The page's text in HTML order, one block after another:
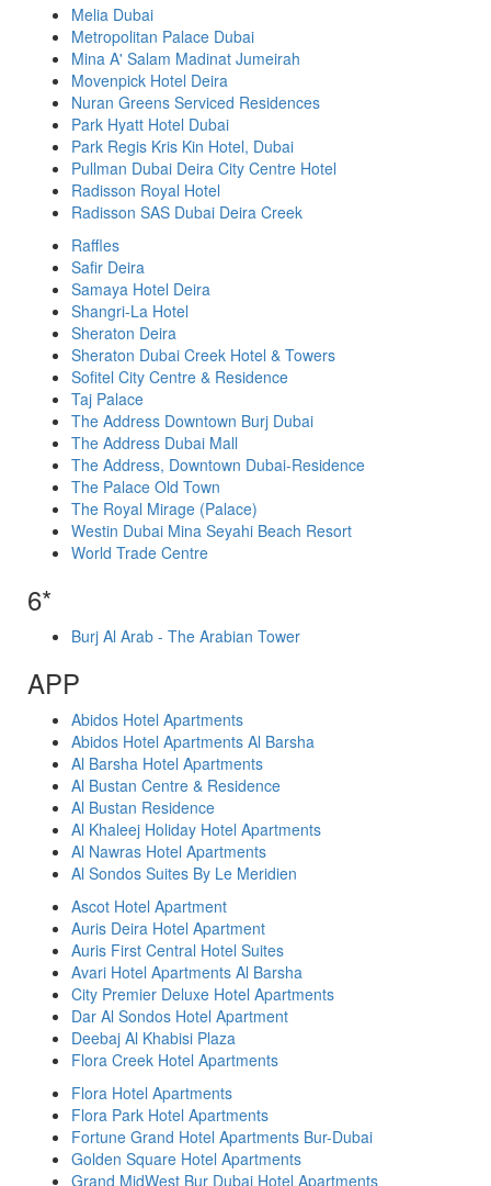
Melia Dubai
Metropolitan Palace Dubai
Mina A' Salam Madinat Jumeirah
Movenpick Hotel Deira
Nuran Greens Serviced Residences
Park Hyatt Hotel Dubai
Park Regis Kris Kin Hotel, Dubai
Pullman Dubai Deira City Centre Hotel
Radisson Royal Hotel
Radisson SAS Dubai Deira Creek
Raffles
Safir Deira
Samaya Hotel Deira
Shangri-La Hotel
Sheraton Deira
Sheraton Dubai Creek Hotel & Towers
Sofitel City Centre & Residence
Taj Palace
The Address Downtown Burj Dubai
The Address Dubai Mall
The Address, Downtown Dubai-Residence
The Palace Old Town
The Royal Mirage (Palace)
Westin Dubai Mina Seyahi Beach Resort
World Trade Centre
6*
Burj Al Arab - The Arabian Tower
APP
Abidos Hotel Apartments
Abidos Hotel Apartments Al Barsha
Al Barsha Hotel Apartments
Al Bustan Centre & Residence
Al Bustan Residence
Al Khaleej Holiday Hotel Apartments
Al Nawras Hotel Apartments
Al Sondos Suites By Le Meridien
Ascot Hotel Apartment
Auris Deira Hotel Apartment
Auris First Central Hotel Suites
Avari Hotel Apartments Al Barsha
City Premier Deluxe Hotel Apartments
Dar Al Sondos Hotel Apartment
Deebaj Al Khabisi Plaza
Flora Creek Hotel Apartments
Flora Hotel Apartments
Flora Park Hotel Apartments
Fortune Grand Hotel Apartments Bur-Dubai
Golden Square Hotel Apartments
Grand MidWest Bur Dubai Hotel Apartments